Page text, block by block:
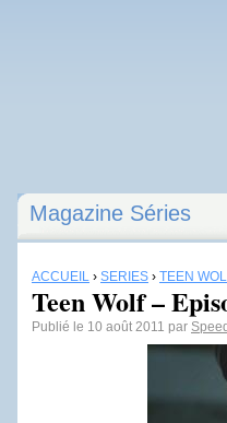
Magazine Séries
ACCUEIL › SÉRIES › TEEN
Teen Wolf –
Publié le 10 août 2011 par